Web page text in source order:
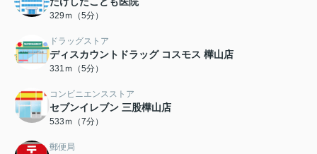
329ｍ（5分）
ドラッグストア
ディスカウントドラッグ コスモス 樺山店
331ｍ（5分）
コンビニエンスストア
セブンイレブン 三股樺山店
533ｍ（7分）
郵便局